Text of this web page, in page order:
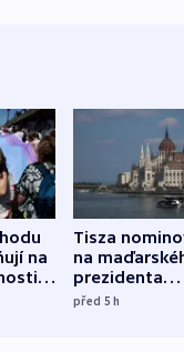
na
i
Tisza
na
prezidenta
bývalého
před 5h